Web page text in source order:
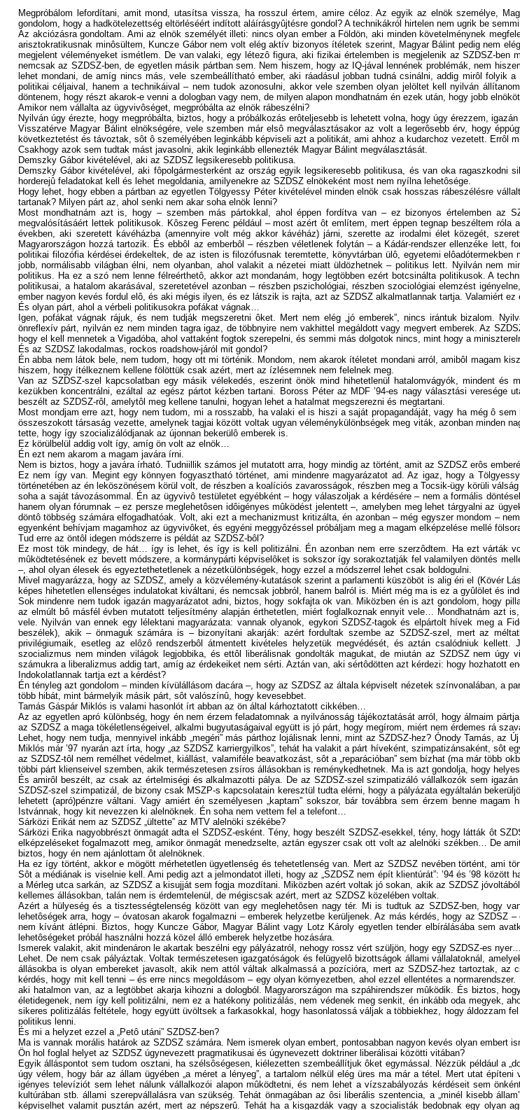
Megpróbálom lefordítani, amit mond, utasítsa vissza, ha rosszul értem, amire céloz. Az egyik az elnök személye,
gondolom, hogy a hadkötelezettség eltörléséért indított aláírásgyûjtésre gondol? A technikákról hirtelen nem ugrik be
Az akciózásra gondoltam. Ami az elnök személyét illeti: nincs olyan ember a Földön, aki minden követelménynek
arisztokratikusnak minôsültem, Kuncze Gábor nem volt elég aktív bizonyos ítéletek szerint, Magyar Bálint pedig nem
megjelent véleményeket ismétlem. De van valaki, egy létezô figura, aki fizikai értelemben is megjelenik az SZDSZ-
nemcsak az SZDSZ-ben, de egyetlen másik pártban sem. Nem hiszem, hogy az IQ-jával lennének problémák, nem
lehet mondani, de amíg nincs más, vele szembeállítható ember, aki ráadásul jobban tudná csinálni, addig mirôl
politikai céljaival, hanem a technikáival – nem tudok azonosulni, akkor vele szemben olyan jelöltet kell nyilván
döntenem, hogy részt akarok-e venni a dologban vagy nem, de milyen alapon mondhatnám én ezek után, hogy jobb
Amikor nem vállalta az ügyvivôséget, megpróbálta az elnök rábeszélni?
Nyilván úgy érezte, hogy megpróbálta, biztos, hogy a próbálkozás erôteljesebb is lehetett volna, hogy úgy érezzem,
Visszatérve Magyar Bálint elnökségére, vele szemben már elsô megválasztásakor az volt a legerôsebb érv, hogy
következtetést és távoztak, sôt ô személyében leginkább képviseli azt a politikát, ami ahhoz a kudarchoz vezetett. Errôl
Csakhogy azok sem tudtak mást javasolni, akik leginkább ellenezték Magyar Bálint megválasztását.
Demszky Gábor kivételével, aki az SZDSZ legsikeresebb politikusa.
Demszky Gábor kivételével, aki fôpolgármesterként az ország egyik legsikeresebb politikusa, és van oka
horderejû feladatokat kell és lehet megoldania, amilyenekre az SZDSZ elnökeként most nem nyílna lehetôsége.
Hogy lehet, hogy ebben a pártban az egyetlen Tölgyessy Péter kivételével minden elnök csak hosszas rábeszélésre
tartanak? Milyen párt az, ahol senki nem akar soha elnök lenni?
Most mondhatnám azt is, hogy – szemben más pártokkal, ahol éppen fordítva van – ez bizonyos értelemben az
megvalósításáért lettek politikusok. Kôszeg Ferenc például – most azért ôt említem, mert éppen tegnap beszéltem
években, aki szeretett kávéházba (amennyire volt még akkor kávéház) járni, szerette az irodalmi élet közegét,
Magyarországon hozzá tartozik. És ebbôl az emberbôl – részben véletlenek folytán – a Kádár-rendszer ellenzéke
politikai filozófia kérdései érdekeltek, de az isten is filozófusnak teremtette, könyvtárban ülô, egyetemi
jobb, normálisabb világban élni, nem olyanban, ahol valakit a nézetei miatt üldözhetnek – politikus lett. Nyilván nem
politikus. Ha ez a szó nem lenne félreérthetô, akkor azt mondanám, hogy legtöbben ezért botcsinálta politikusok. A
politikusai, a hatalom akarásával, szeretetével azonban – részben pszichológiai, részben szociológiai elemzést
ember nagyon kevés fordul elô, és aki mégis ilyen, és ez látszik is rajta, azt az SZDSZ alkalmatlannak tartja. Valamiért
És olyan párt, ahol a vérbeli politikusokra pofákat vágnak…
Igen, pofákat vágnak rájuk, és nem tudják megszeretni ôket. Mert nem elég „jó emberek”, nincs irántuk bizalom.
önreflexív párt, nyilván ez nem minden tagra igaz, de többnyire nem vakhittel megáldott vagy megvert emberek. Az
hogy el kell mennetek a Vigadóba, ahol vattaként fogtok szerepelni, és semmi más dolgotok nincs, mint hogy a
És az SZDSZ lakodalmas, rockos roadshow-járól mit gondol?
Én abba nem látok bele, nem tudom, hogy ott mi történik. Mondom, nem akarok ítéletet mondani arról, amibôl magam
hiszem, hogy ítélkeznem kellene fölöttük csak azért, mert az ízlésemnek nem felelnek meg.
Van az SZDSZ-szel kapcsolatban egy másik vélekedés, eszerint önök mind hihetetlenül hatalomvágyók, mindent
kezükben koncentrálni, ezáltal az egész pártot kézben tartani. Boross Péter az MDF ’94-es nagy választási
beszélt az SZDSZ-rôl, amelytôl meg kellene tanulni, hogyan lehet a hatalmat megszerezni és megtartani.
Most mondjam erre azt, hogy nem tudom, mi a rosszabb, ha valaki el is hiszi a saját propagandáját, vagy ha még ô
összeszokott társaság vezette, amelynek tagjai között voltak ugyan véleménykülönbségek meg viták, azonban minden
tette, hogy így szocializálódjanak az újonnan bekerülô emberek is.
Ez körülbelül addig volt így, amíg ön volt az elnök…
Én ezt nem akarom a magam javára írni.
Nem is biztos, hogy a javára írható. Tudniillik számos jel mutatott arra, hogy mindig az történt, amit az SZDSZ erôs
Ez nem így van. Megint egy könnyen fogyasztható történet, ami mindenre magyarázatot ad. Az igaz, hogy a
történetében az én leköszönésem körül volt, de részben a koalíciós zavarosságok, részben meg a Tocsik-ügy körüli
soha a saját távozásommal. Én az ügyvivô testületet egyébként – hogy válaszoljak a kérdésére – nem a formális
hanem olyan fórumnak – ez persze meglehetôsen idôigényes mûködést jelentett –, amelyben meg lehet tárgyalni az
döntô többség számára elfogadhatóak. Volt, aki ezt a mechanizmust kritizálta, én azonban – még egyszer mondom –
egyenként behívjam magamhoz az ügyvivôket, és egyéni meggyôzéssel próbáljam meg a magam elképzelése mellé
Tud erre az öntôl idegen módszerre is példát az SZDSZ-bôl?
Ez most tök mindegy, de hát… így is lehet, és így is kell politizálni. Én azonban nem erre szerzôdtem. Ha ezt várták
mûködtetésének ez bevett módszere, a kormánypárti képviselôket is sokszor így sorakoztatják fel valamilyen döntés
–, ahol olyan élesek és egyeztethetetlenek a nézetkülönbségek, hogy ezzel a módszerrel lehet csak boldogulni.
Mivel magyarázza, hogy az SZDSZ, amely a közvélemény-kutatások szerint a parlamenti küszöböt is alig éri el (Kövér
képes hihetetlen ellenséges indulatokat kiváltani, és nemcsak jobbról, hanem balról is. Miért még ma is ez a gyûlölet és
Sok mindenre nem tudok igazán magyarázatot adni, biztos, hogy sokfajta ok van. Miközben én is azt gondolom, hogy
az elmúlt bô másfél évben mutatott teljesítmény alapján érthetetlen, miért foglalkoznak ennyit vele… Mondhatnám azt
vele. Nyilván van ennek egy lélektani magyarázata: vannak olyanok, egykori SZDSZ-tagok és elpártolt hívek meg a
beszélek), akik – önmaguk számára is – bizonyítani akarják: azért fordultak szembe az SZDSZ-szel, mert az
privilégiumaik, esetleg az elôzô rendszerbôl átmentett kivételes helyzetük megvédését, és aztán csalódniuk
szocializmus nem minden világok legjobbika, és ettôl liberálisnak gondolták magukat, de miután az SZDSZ nem
számukra a liberalizmus addig tart, amíg az érdekeiket nem sérti. Aztán van, aki sértôdötten azt kérdezi: hogy hozhatott
Indokolatlannak tartja ezt a kérdést?
Én tényleg azt gondolom – minden kívülállásom dacára –, hogy az SZDSZ az általa képviselt nézetek színvonalában, a
több hibát, mint bármelyik másik párt, sôt valószínû, hogy kevesebbet.
Tamás Gáspár Miklós is valami hasonlót írt abban az ön által kárhoztatott cikkében…
Az az egyetlen apró különbség, hogy én nem érzem feladatomnak a nyilvánosság tájékoztatását arról, hogy álmaim
az SZDSZ a maga tökéletlenségeivel, alkalmi bugyutaságaival együtt is jó párt, hogy megírom, miért nem érdemes rá
Lehet, hogy nem tudja, mennyivel inkább „megéri” más párthoz lojálisnak lenni, mint az SZDSZ-hez? Ónody Tamás, az
Miklós már ’97 nyarán azt írta, hogy „az SZDSZ karriergyilkos”, tehát ha valakit a párt híveként, szimpatizánsaként,
az SZDSZ-tôl nem remélhet védelmet, kiállást, valamiféle beavatkozást, sôt a „reparációban” sem bízhat (ma már több
többi párt klienseivel szemben, akik természetesen zsíros állásokban is reménykedhetnek. Ma is azt gondolja, hogy
És amirôl beszélt, az csak az értelmiségi és alkalmazotti pálya. De az SZDSZ-szel szimpatizáló vállalkozók sem
SZDSZ-szel szimpatizál, de bizony csak MSZP-s kapcsolatain keresztül tudta elérni, hogy a pályázata egyáltalán
lehetett (apró)pénzre váltani. Vagy amiért én személyesen „kaptam” sokszor, bár továbbra sem érzem benne
Istvánnak, hogy kit nevezzen ki alelnöknek. Én soha nem vettem fel a telefont…
Sárközi Erikát nem az SZDSZ „ültette” az MTV alelnöki székébe?
Sárközi Erika nagyobbrészt önmagát adta el SZDSZ-esként. Tény, hogy beszélt SZDSZ-esekkel, tény, hogy látták ôt
elképzeléseket fogalmazott meg, amikor önmagát menedzselte, aztán egyszer csak ott volt az alelnöki székben… De
biztos, hogy én nem ajánlottam ôt alelnöknek.
Ha ez így történt, akkor e mögött mérhetetlen ügyetlenség és tehetetlenség van. Mert az SZDSZ nevében történt, ami
Sôt a médiának is viselnie kell. Ami pedig azt a jelmondatot illeti, hogy az „SZDSZ nem épít klientúrát”: ’94 és ’98
a Mérleg utca sarkán, az SZDSZ a kisujját sem fogja mozdítani. Miközben azért voltak jó sokan, akik az SZDSZ
kellemes állásokban, talán nem is érdemtelenül, de mégiscsak azért, mert az SZDSZ közelében voltak.
Azért a hülyeség és a tisztességtelenség között van egy meglehetôsen nagy tér. Mi is tudtuk az SZDSZ-ben, hogy
lehetôségek arra, hogy – óvatosan akarok fogalmazni – emberek helyzetbe kerüljenek. Az más kérdés, hogy az
nem kívánt átlépni. Biztos, hogy Kuncze Gábor, Magyar Bálint vagy Lotz Károly egyetlen tender elbírálásába sem
lehetôségeket próbál használni hozzá közel álló emberek helyzetbe hozására.
Ismerek valakit, akit mindenáron le akartak beszélni egy pályázatról, nehogy rossz vért szüljön, hogy egy SZDSZ-es nyer…
Lehet. De nem csak pályáztak. Voltak természetesen igazgatóságok és felügyelô bizottságok állami vállalatoknál,
állásokba is olyan embereket javasolt, akik nem attól váltak alkalmassá a pozícióra, mert az SZDSZ-hez tartoztak,
kérdés, hogy mit kell tenni – és erre nincs megoldásom – egy olyan környezetben, ahol ezzel ellentétes a
aki hatalmon van, az a legtöbbet akarja kihozni a dologból. Magyarországon ma szpáhirendszer mûködik. És biztos,
életidegenek, nem így kell politizálni, nem ez a hatékony politizálás, nem védenek meg senkit, én inkább oda megyek,
sikeres politizálás feltétele, hogy együtt üvöltsek a farkasokkal, hogy hasonlatossá váljak a többiekhez, hogy áldozzam
politikus lenni.
És mi a helyzet ezzel a „Petô utáni” SZDSZ-ben?
Ma is vannak morális határok az SZDSZ számára. Nem ismerek olyan embert, pontosabban nagyon kevés olyan embert
Ön hol foglal helyet az SZDSZ úgynevezett pragmatikusai és úgynevezett doktriner liberálisai közötti vitában?
Egyik álláspontot sem tudom osztani, ha szélsôségesen, kiélezetten szembeállítjuk ôket egymással. Nézzük például a
úgy vélem, hogy bár az állam ügyében „a méret a lényeg”, a tartalom nélkül elég üres ma már a tétel. Mert utat
igényes televíziót sem lehet nálunk vállalkozói alapon mûködtetni, és nem lehet a vízszabályozás kérdéseit sem
kultúrában stb. állami szerepvállalásra van szükség. Tehát önmagában az ôsi liberális szentencia, a „minél kisebb
képviselhet valamit pusztán azért, mert az népszerû. Tehát ha a kisgazdák vagy a szocialisták bedobnak egy olyan